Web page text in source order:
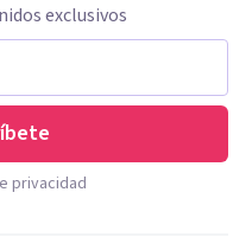
exclusivos
privacidad